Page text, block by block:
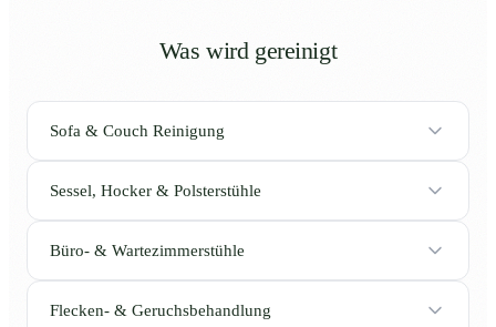
Was wird gereinigt
Sofa & Couch Reinigung
Sessel, Hocker & Polsterstühle
Büro- & Wartezimmerstühle
Flecken- & Geruchsbehandlung